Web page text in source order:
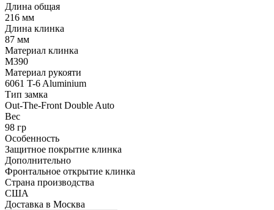
Длина общая
216 мм
Длина клинка
87 мм
Материал клинка
M390
Материал рукояти
6061 T-6 Aluminium
Тип замка
Out-The-Front Double Auto
Вес
98 гр
Особенность
Защитное покрытие клинка
Дополнительно
Фронтальное открытие клинка
Страна производства
США
Доставка в Москва